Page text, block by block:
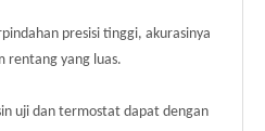
presisi tinggi, akurasinya
rentang yang luas.
uji dan termostat dapat dengan